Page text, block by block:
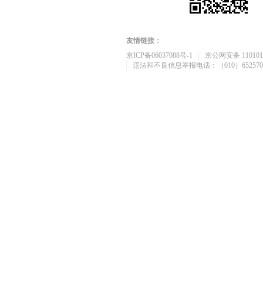
友情链接：
京ICP备06037088号-1
京公网安备
违法和不良信息举报电话：（010）